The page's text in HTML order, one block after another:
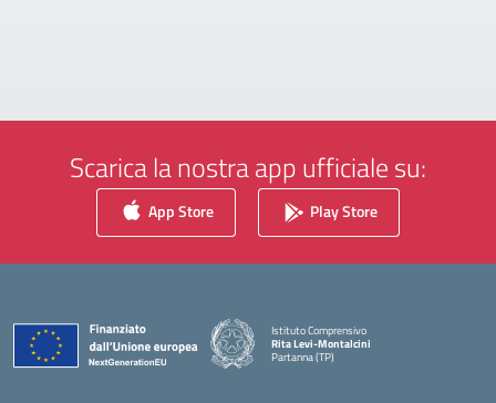
Scarica la nostra app ufficiale su:
App Store Play Store
Istituto Comprensivo
Rita Levi-Montalcini
Partanna (TP)